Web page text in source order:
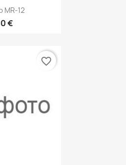
просмотр
MR-12
€
favorite_border